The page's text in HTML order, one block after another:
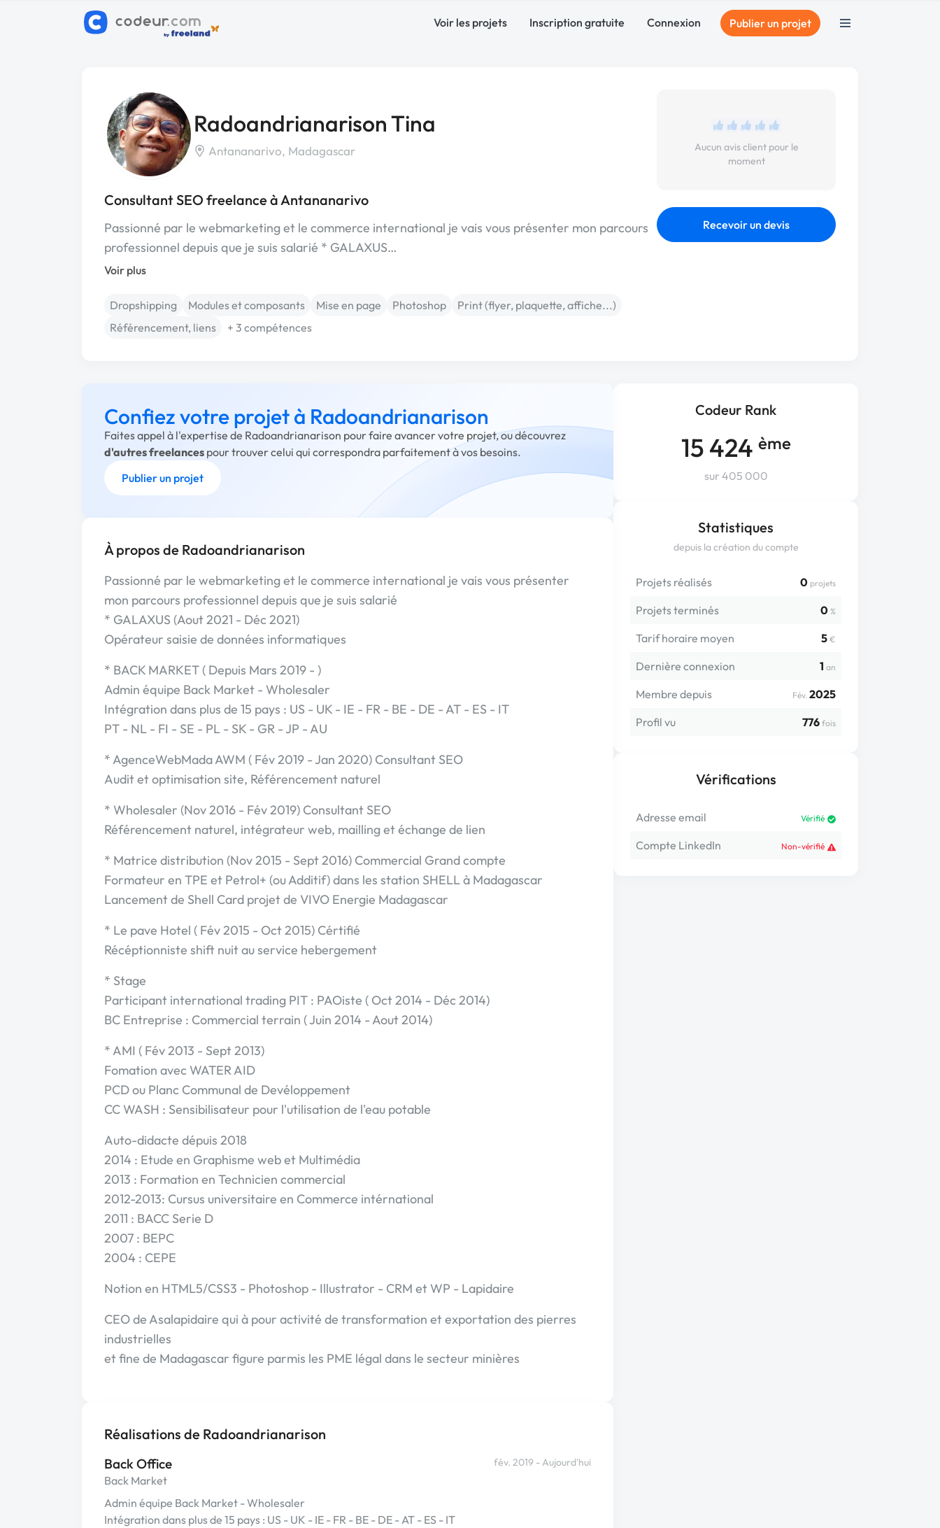
Voir les projets Inscription gratuite Connexion Publier un projet
Radoandrianarison Tina
Antananarivo, Madagascar
Consultant SEO freelance à Antananarivo
Passionné par le webmarketing et le commerce international je vais vous présenter mon parcours
professionnel depuis que je suis salarié * GALAXUS…
Voir plus
Dropshipping Modules et composants Mise en page Photoshop
Print (flyer, plaquette, affiche...)
Référencement, liens
+ 3 compétences
Aucun avis client pour le
moment
Recevoir un devis
Codeur Rank
15 424 ème
sur 405 000
Statistiques
depuis la création du compte
Projets réalisés 0 projets
Projets terminés 0 %
Tarif horaire moyen 5 €
Dernière connexion 1 an
Membre depuis Fév. 2025
Profil vu
776 fois
Vérifications
Adresse email Vérifié
Compte LinkedIn Non-vérifié
Confiez votre projet à Radoandrianarison
Faites appel à l'expertise de Radoandrianarison pour faire avancer votre projet, ou découvrez
d'autres freelances pour trouver celui qui correspondra parfaitement à vos besoins.
Publier un projet
À propos de Radoandrianarison
Passionné par le webmarketing et le commerce international je vais vous présenter
mon parcours professionnel depuis que je suis salarié
* GALAXUS (Aout 2021 - Déc 2021)
Opérateur saisie de données informatiques
* BACK MARKET ( Depuis Mars 2019 - )
Admin équipe Back Market - Wholesaler
Intégration dans plus de 15 pays : US - UK - IE - FR - BE - DE - AT - ES - IT
PT - NL - FI - SE - PL - SK - GR - JP - AU
* AgenceWebMada AWM ( Fév 2019 - Jan 2020) Consultant SEO
Audit et optimisation site, Référencement naturel
* Wholesaler (Nov 2016 - Fév 2019) Consultant SEO
Référencement naturel, intégrateur web, mailling et échange de lien
* Matrice distribution (Nov 2015 - Sept 2016) Commercial Grand compte
Formateur en TPE et Petrol+ (ou Additif) dans les station SHELL à Madagascar
Lancement de Shell Card projet de VIVO Energie Madagascar
* Le pave Hotel ( Fév 2015 - Oct 2015) Cértifié
Récéptionniste shift nuit au service hebergement
* Stage
Participant international trading PIT : PAOiste ( Oct 2014 - Déc 2014)
BC Entreprise : Commercial terrain ( Juin 2014 - Aout 2014)
* AMI ( Fév 2013 - Sept 2013)
Fomation avec WATER AID
PCD ou Planc Communal de Devéloppement
CC WASH : Sensibilisateur pour l'utilisation de l'eau potable
Auto-didacte dépuis 2018
2014 : Etude en Graphisme web et Multimédia
2013 : Formation en Technicien commercial
2012-2013: Cursus universitaire en Commerce intérnational
2011 : BACC Serie D
2007 : BEPC
2004 : CEPE
Notion en HTML5/CSS3 - Photoshop - Illustrator - CRM et WP - Lapidaire
CEO de Asalapidaire qui à pour activité de transformation et exportation des pierres
industrielles
et fine de Madagascar figure parmis les PME légal dans le secteur minières
Réalisations de Radoandrianarison
Back Office
Back Market
fév. 2019 - Aujourd'hui
Admin équipe Back Market - Wholesaler
Intégration dans plus de 15 pays : US - UK - IE - FR - BE - DE - AT - ES - IT